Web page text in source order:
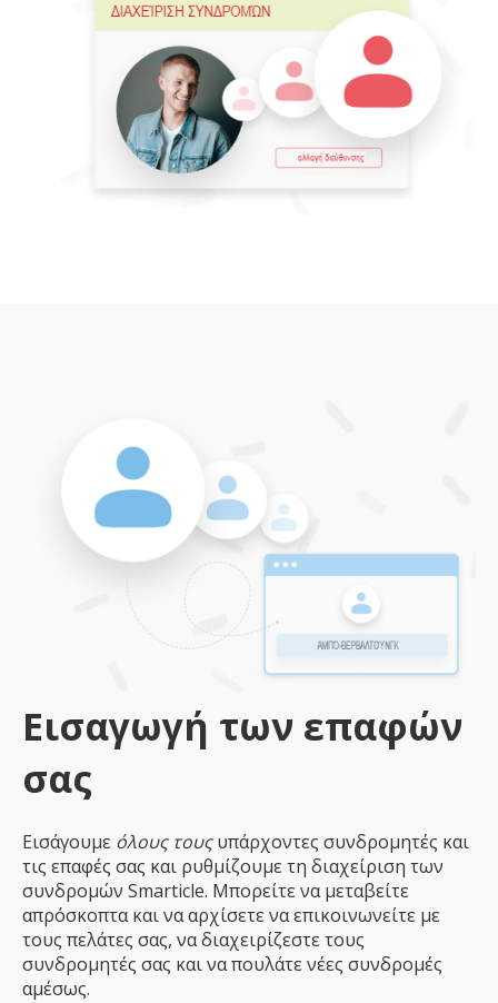
Εισαγωγή των επαφών
σας
Εισάγουμε όλους τουςυπάρχοντες συνδρομητές και
τις επαφές σας και ρυθμίζουμε τη διαχείριση των
συνδρομών Smarticle. Μπορείτε να μεταβείτε
απρόσκοπτα και να αρχίσετε να επικοινωνείτε με
τους πελάτες σας, να διαχειρίζεστε τους
συνδρομητές σας και να πουλάτε νέες συνδρομές
αμέσως.